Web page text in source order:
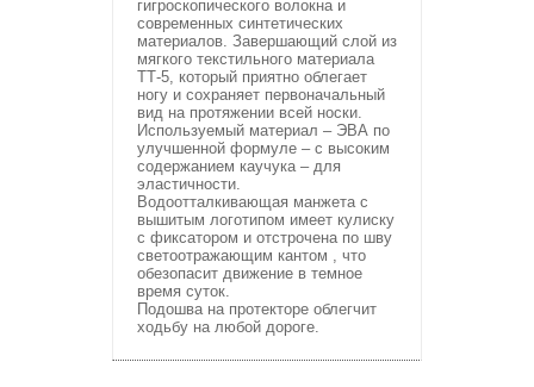
гигроскопического волокна и
современных синтетических
материалов. Завершающий слой из
мягкого текстильного материала
ТТ-5, который приятно облегает
ногу и сохраняет первоначальный
вид на протяжении всей носки.
Используемый материал – ЭВА по
улучшенной формуле – с высоким
содержанием каучука – для
эластичности.
Водоотталкивающая манжета с
вышитым логотипом имеет кулиску
с фиксатором и отстрочена по шву
светоотражающим кантом , что
обезопасит движение в темное
время суток.
Подошва на протекторе облегчит
ходьбу на любой дороге.